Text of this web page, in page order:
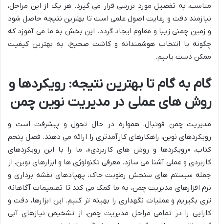
مناسب، به تفصیل مورد بررسی قرار می گیرد. هر یک از این مراحل،
نیازمند دقت و رعایت اصول علمی است تا بهترین نتیجه حاصل شود
و زمین چمنی زیبا و مقاوم ایجاد گردد. این بخش به ما می آموزد که
چگونه با انتخاب هوشمندانه و کاشت صحیح، به بهترین کیفیت
ممکن دست یابیم.
گام به گام تا بهترین نتیجه: رویکردها و
روش های عملی در مدیریت نوین چمن
مدیریت چمن فوتبال، همواره در حال تحول و پیشرفت است و
رویکردهای نوین، راهکارهای کارآمدتری را ارائه می دهند. فصل پنجم
کتاب، «رویکردها و روش های کاربردی»، ما را با این رویکردهای
کاربردی و عملی آشنا می سازد. معرفی تکنولوژی ها و ابزارهای نوین، از
جمله سیستم های سنجش رطوبت خاک، پهپادهای نقشه برداری و
نرم افزارهای مدیریت چمن، به ما کمک می کند تا تصمیمات آگاهانه
تری بگیریم و عملیات نگهداری را بهینه تر کنیم. این ابزارها، دقت و
کارایی را در تمامی مراحل مدیریت چمن، از تشخیص نیازهای آبی